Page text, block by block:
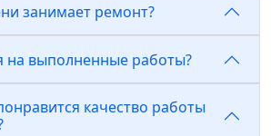
занимает ремонт?
на выполненные работы?
качество работы